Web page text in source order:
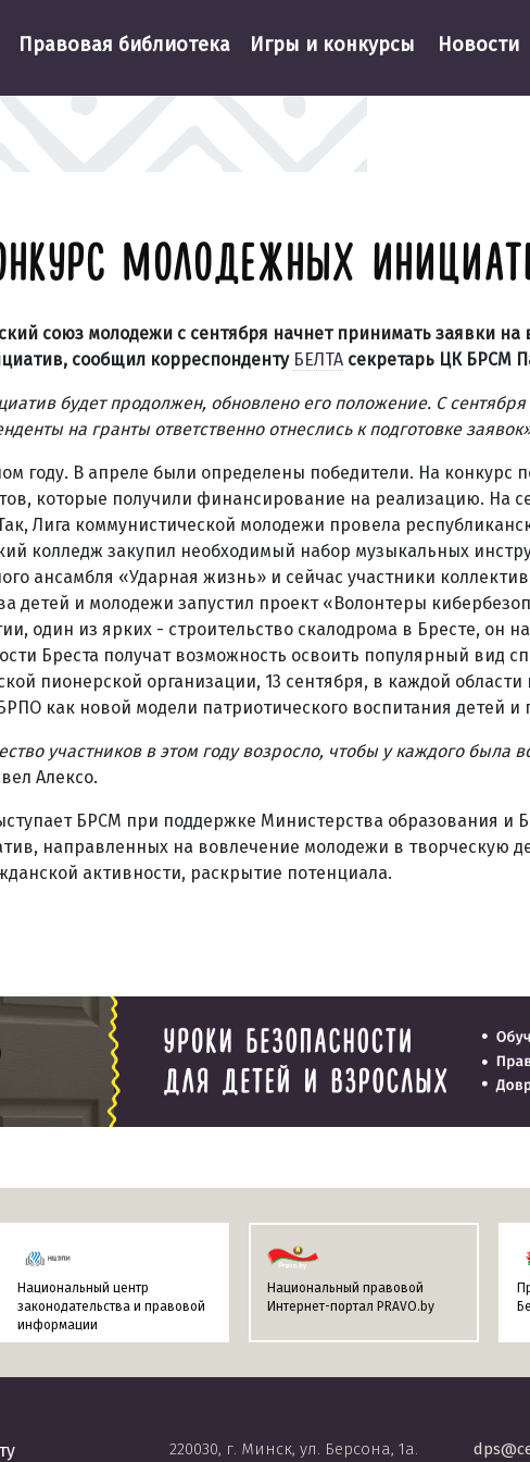
Правовая библиотека Игры и конкурсы Новости
МОЛОДЕЖНЫХ
союз молодежи с сентября начнет принимать заявки на
сообщил корреспонденту БЕЛТА секретарь ЦК БРСМ
будет продолжен, обновлено его положение. С сентября
на гранты ответственно отнеслись к подготовке заявок
году. В апреле были определены победители. На конкурс
которые получили финансирование на реализацию. На
Лига коммунистической молодежи провела
колледж закупил необходимый набор музыкальных
ансамбля «Ударная жизнь» и сейчас участники
детей и молодежи запустил проект «Волонтеры
один из ярких - строительство скалодрома в Бресте, он
Бреста получат возможность освоить популярный вид
пионерской организации, 13 сентября, в каждой
как новой модели патриотического воспитания детей и
участников в этом году возросло, чтобы у каждого была
Алексо.
БРСМ при поддержке Министерства образования и
направленных на вовлечение молодежи в творческую
активности, раскрытие потенциала.
Национальный центр
законодательства и правовой
информации
Национальный правовой
Интернет-портал PRAVO.by
220030, г. Минск, ул. Берсона, 1а.